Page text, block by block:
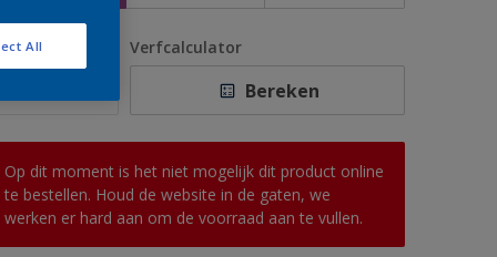
Verfcalculator
Bereken
Op dit moment is het niet mogelijk dit product online
te bestellen. Houd de website in de gaten, we
werken er hard aan om de voorraad aan te vullen.
All